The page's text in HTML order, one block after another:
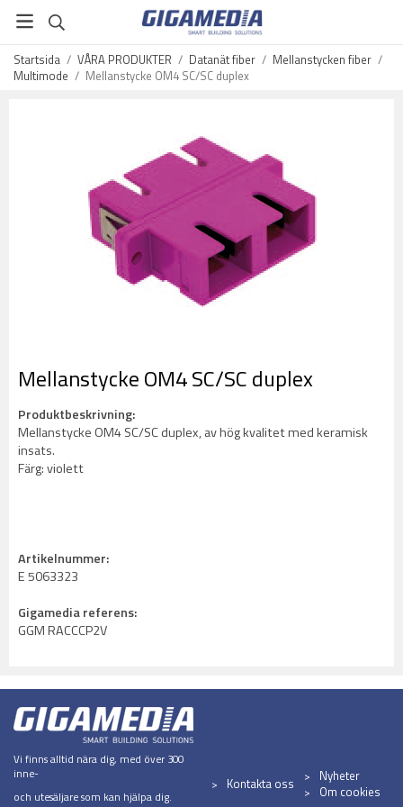
Startsida / VÅRA PRODUKTER / Datanät fiber / Mellanstycken fiber /
Multimode / Mellanstycke OM4 SC/SC duplex
Mellanstycke OM4 SC/SC duplex
Produktbeskrivning:
Mellanstycke OM4 SC/SC duplex, av hög kvalitet med keramisk
insats.
Färg: violett
Artikelnummer:
E 5063323
Gigamedia referens:
GGM RACCCP2V
Vi finns alltid nära dig, med över 300
inne-
och utesäljare som kan hjälpa dig.
Kontakta oss
Nyheter
Om cookies